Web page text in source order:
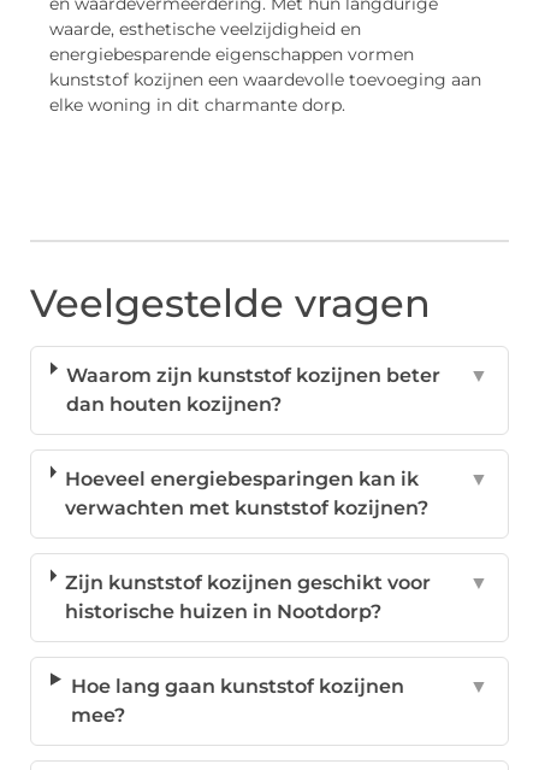
waarde, esthetische veelzijdigheid en
energiebesparende eigenschappen vormen
kunststof kozijnen een waardevolle toevoeging aan
elke woning in dit charmante dorp.
Veelgestelde vragen
Waarom zijn kunststof kozijnen beter
dan houten kozijnen?
▼
Hoeveel energiebesparingen kan ik
verwachten met kunststof kozijnen?
▼
Zijn kunststof kozijnen geschikt voor
historische huizen in Nootdorp?
▼
Hoe lang gaan kunststof kozijnen
mee?
▼